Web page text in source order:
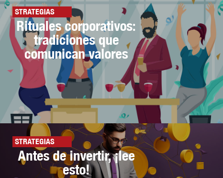
STRATEGIAS
Rituales corporativos:
tradiciones que
comunican valores
STRATEGIAS
Antes de invertir, ¡lee
esto!